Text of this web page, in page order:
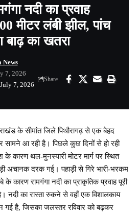
नदी का प्रवाह
मीटर लंबी झील, पांच
बाढ़ का खतरा
7, 2026
7, 2026
Share
के सीमांत जिले पिथौरागढ़ से एक बेहद
सामने आ रही है। पिछले कुछ दिनों से हो रही
के कारण थल-मुनस्यारी मोटर मार्ग पर स्थित
अचानक दरक गई। पहाड़ी से गिरे भारी-भरकम
कारण रामगंगा नदी का प्राकृतिक प्रवाह पूरी
नदी का रास्ता रुकने से वहाँ एक विशालकाय
गई है, जिसका जलस्तर रविवार को बढ़कर